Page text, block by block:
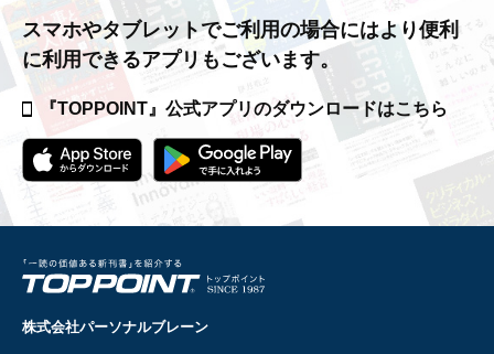
スマホやタブレットでご利用の場合にはより便利
に利用できるアプリもございます。
『TOPPOINT』公式アプリのダウンロードはこちら
株式会社パーソナルブレーン